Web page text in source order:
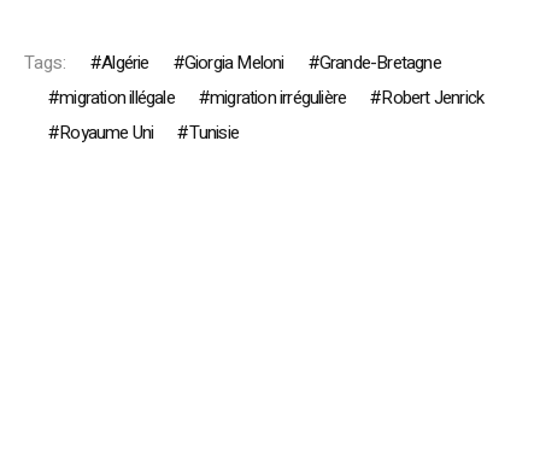
Tags: Algérie Giorgia Meloni
Grande-Bretagne
migration illégale
migration irrégulière
Robert Jenrick
Royaume Uni
Tunisie